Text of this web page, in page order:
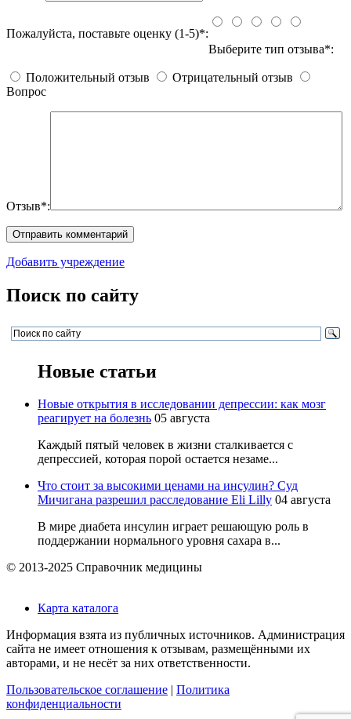
Пожалуйста, поставьте оценку (1-5)*:
Выберите тип отзыва*:
Положительный отзыв
Отрицательный отзыв
Вопрос
Отзыв*:
Добавить учреждение
Поиск по сайту
Новые статьи
Новые открытия в исследовании депрессии: как мозг
реагирует на болезнь 05 августа
Каждый пятый человек в жизни сталкивается с
депрессией, которая порой остается незаме...
Что стоит за высокими ценами на инсулин? Суд
Мичигана разрешил расследование Eli Lilly 04 августа
В мире диабета инсулин играет решающую роль в
поддержании нормального уровня сахара в...
© 2013-2025 Справочник медицины
Карта каталога
Информация взята из публичных источников. Администрация
сайта не имеет отношения к отзывам, размещёнными их
авторами, и не несёт за них ответственности.
Пользовательское соглашение
Политика
конфиденциальности